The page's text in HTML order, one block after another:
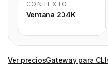
CONTEXTO
Ventana 204K
Ver preciosGateway para